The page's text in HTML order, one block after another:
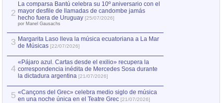
2
La comparsa Bantú celebra su 10º aniversario con el
mayor desfile de llamadas de candombe jamás
hecho fuera de Uruguay [25/07/2026]
por Manel Gausachs
3 Margarita Laso lleva la música ecuatoriana a La Mar
de Músicas [22/07/2026]
4
«Pájaro azul. Cartas desde el exilio» recupera la
correspondencia inédita de Mercedes Sosa durante
la dictadura argentina [21/07/2026]
5 «Cançons del Grec» celebra medio siglo de música
en una noche única en el Teatre Grec [21/07/2026]